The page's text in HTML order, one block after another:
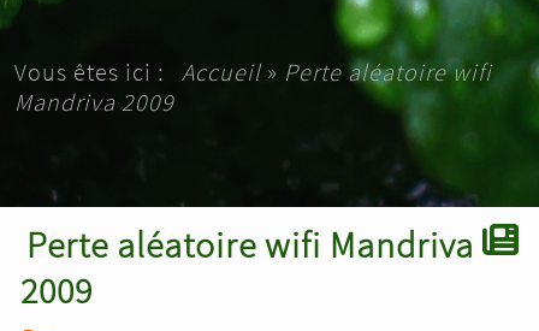
Vous êtes ici : Accueil » Perte aléatoire wifi
Mandriva 2009
Perte aléatoire wifi Mandriva
2009